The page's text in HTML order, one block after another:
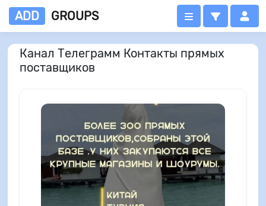
ADD GROUPS
Канал Телеграмм Контакты прямых
поставщиков